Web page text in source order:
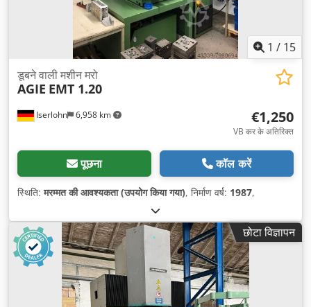
1 / 15
Iserlohn 6,958 km
डूबने वाली मशीन मरो
AGIE EMT 1.20
€1,250
VB कर के अतिरिक्त
पूछना कॉल करें
स्थिति:मरम्मत की आवश्यकता (उपयोग किया गया), निर्माण वर्ष: 1987,
छोटा विज्ञापन